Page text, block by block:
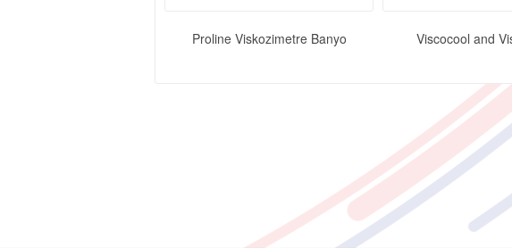
Proline Viskozimetre Banyo Viscocool and